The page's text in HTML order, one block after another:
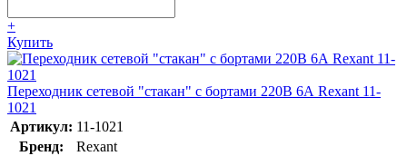
+
Купить
Переходник сетевой "стакан" с бортами 220В 6А Rexant 11-
1021
Артикул: 11-1021
Бренд:
Rexant